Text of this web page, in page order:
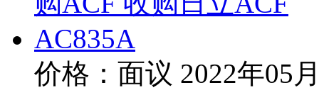
价格：面议 2022年05